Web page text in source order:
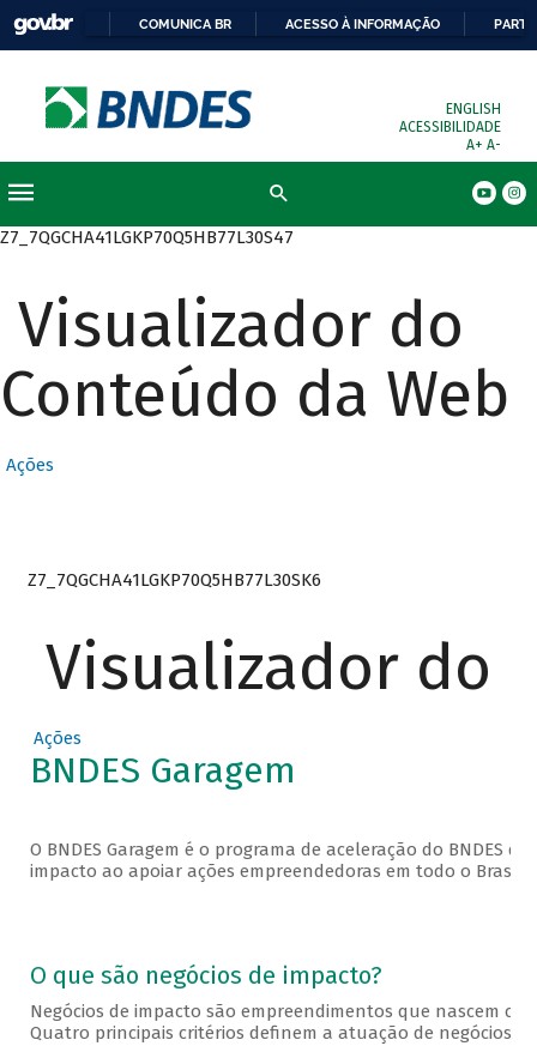
COMUNICA BR ACESSO À INFORMAÇÃO
ENGLISH
ACESSIBILIDADE
A+ A-
Z7_7QGCHA41LGKP70Q5HB77L30S47
Visualizador do
Conteúdo da Web
Ações
Z7_7QGCHA41LGKP70Q5HB77L30SK6
Visualizador do
Ações
BNDES Garagem
O BNDES Garagem é o programa de aceleração do BNDES
impacto ao apoiar ações empreendedoras em todo o Brasil.
O que são negócios de impacto?
Negócios de impacto são empreendimentos que nascem
Quatro principais critérios definem a atuação de negócios